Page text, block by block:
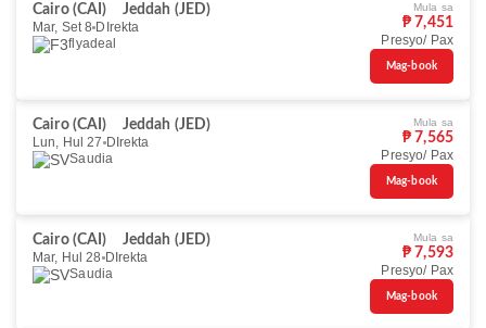
Cairo (CAI)
Jeddah (JED)
Mar, Set 8 DIrekta
flyadeal
Mula sa
₱ 7,451
Presyo/ Pax
Mag-book
Cairo (CAI)
Jeddah (JED)
Lun, Hul 27 DIrekta
Saudia
Mula sa
₱ 7,565
Presyo/ Pax
Mag-book
Cairo (CAI)
Jeddah (JED)
Mar, Hul 28 DIrekta
Saudia
Mula sa
₱ 7,593
Presyo/ Pax
Mag-book